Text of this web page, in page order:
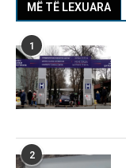
MË TË LEXUARA
1
2